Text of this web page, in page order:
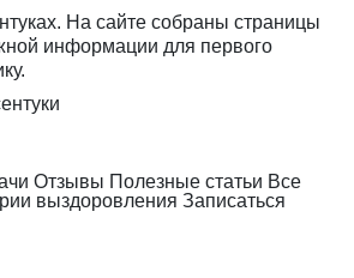
На сайте собраны страницы
информации для первого
Отзывы Полезные статьи Все
выздоровления Записаться